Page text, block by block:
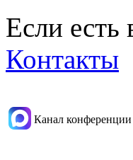
Если есть
Контакты
Канал конференции